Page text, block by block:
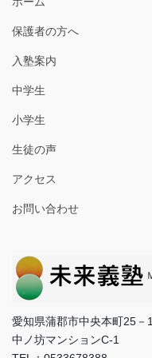
保護者の方へ
入塾案内
中学生
小学生
生徒の声
アクセス
お問い合わせ
愛知県蒲郡市中央本町25－1
中ノ坊マンションC-1